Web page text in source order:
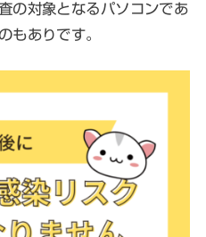
の対象となるパソコンであ
もありです。